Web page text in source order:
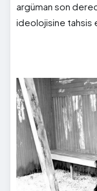
argüman son
ideolojisine tahsis